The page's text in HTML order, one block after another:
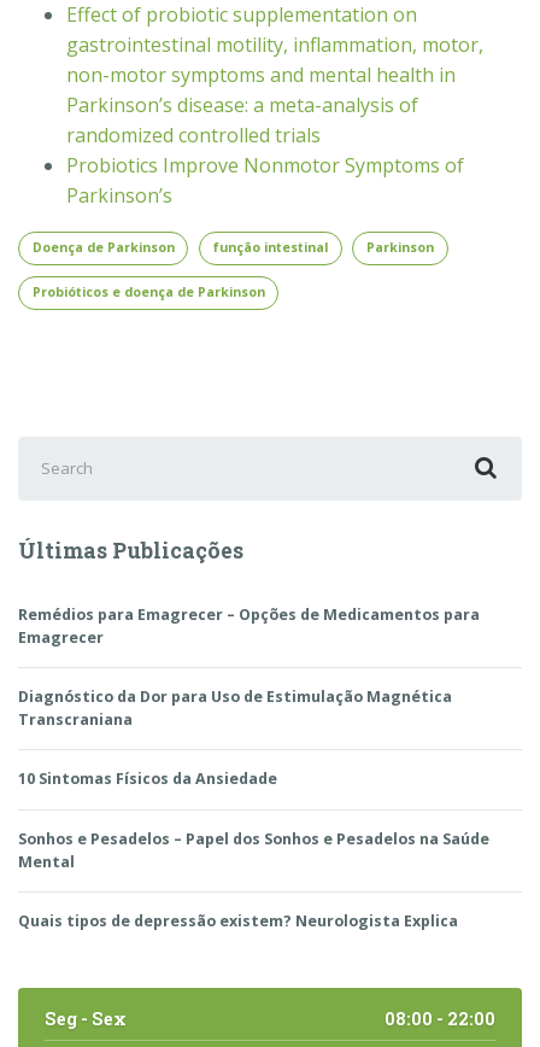
Effect of probiotic supplementation on
gastrointestinal motility, inflammation, motor,
non-motor symptoms and mental health in
Parkinson’s disease: a meta-analysis of
randomized controlled trials
Probiotics Improve Nonmotor Symptoms of
Parkinson’s
Doença de Parkinson função intestinal Parkinson
Probióticos e doença de Parkinson
for:
Últimas Publicações
Remédios para Emagrecer – Opções de Medicamentos para
Emagrecer
Diagnóstico da Dor para Uso de Estimulação Magnética
Transcraniana
10 Sintomas Físicos da Ansiedade
Sonhos e Pesadelos – Papel dos Sonhos e Pesadelos na Saúde
Mental
Quais tipos de depressão existem? Neurologista Explica
Seg - Sex
08:00 - 22:00